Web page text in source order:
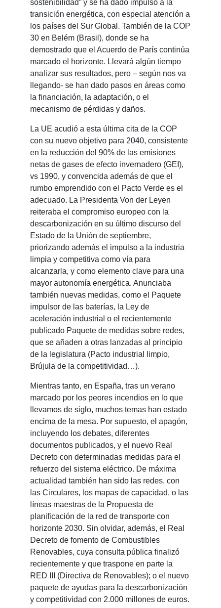
sostenibilidad” y se ha dado impulso a la
transición energética, con especial atención a
los países del Sur Global. También de la COP
30 en Belém (Brasil), donde se ha
demostrado que el Acuerdo de París continúa
marcado el horizonte. Llevará algún tiempo
analizar sus resultados, pero – según nos va
llegando- se han dado pasos en áreas como
la financiación, la adaptación, o el
mecanismo de pérdidas y daños.
La UE acudió a esta última cita de la COP
con su nuevo objetivo para 2040, consistente
en la reducción del 90% de las emisiones
netas de gases de efecto invernadero (GEI),
vs 1990, y convencida además de que el
rumbo emprendido con el Pacto Verde es el
adecuado. La Presidenta Von der Leyen
reiteraba el compromiso europeo con la
descarbonización en su último discurso del
Estado de la Unión de septiembre,
priorizando además el impulso a la industria
limpia y competitiva como vía para
alcanzarla, y como elemento clave para una
mayor autonomía energética. Anunciaba
también nuevas medidas, como el Paquete
impulsor de las baterías, la Ley de
aceleración industrial o el recientemente
publicado Paquete de medidas sobre redes,
que se añaden a otras lanzadas al principio
de la legislatura (Pacto industrial limpio,
Brújula de la competitividad…).
Mientras tanto, en España, tras un verano
marcado por los peores incendios en lo que
llevamos de siglo, muchos temas han estado
encima de la mesa. Por supuesto, el apagón,
incluyendo los debates, diferentes
documentos publicados, y el nuevo Real
Decreto con determinadas medidas para el
refuerzo del sistema eléctrico. De máxima
actualidad también han sido las redes, con
las Circulares, los mapas de capacidad, o las
líneas maestras de la Propuesta de
planificación de la red de transporte con
horizonte 2030. Sin olvidar, además, el Real
Decreto de fomento de Combustibles
Renovables, cuya consulta pública finalizó
recientemente y que traspone en parte la
RED III (Directiva de Renovables); o el nuevo
paquete de ayudas para la descarbonización
y competitividad con 2.000 millones de euros.